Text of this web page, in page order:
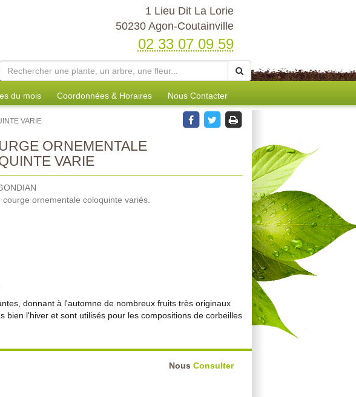
1 Lieu Dit La Lorie
50230 Agon-Coutainville
02 33 07 09 59
du mois Coordonnées & Horaires Nous Contacter
VARIE
ORNEMENTALE
VARIE
courge ornementale coloquinte variés.
donnant à l'automne de nombreux fruits très originaux
bien l'hiver et sont utilisés pour les compositions de corbeilles
Nous Consulter